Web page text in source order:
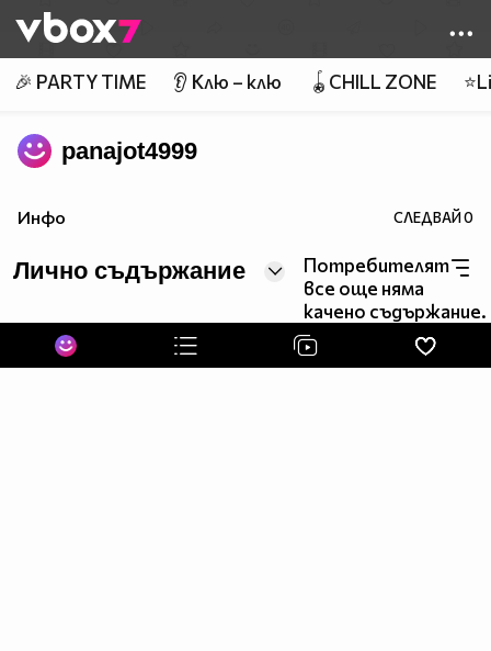
👾
🎉 PARTY TIME 👂 Клю – клю 🪀CHILL ZONE
panajot4999
Инфо СЛЕДВАЙ0
Лично съдържание
Потребителят
все още няма
качено съдържание.